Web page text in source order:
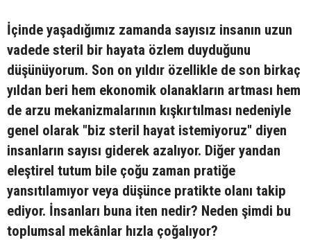
İçinde yaşadığımız zamanda sayısız insanın uzun
vadede steril bir hayata özlem duyduğunu
düşünüyorum. Son on yıldır özellikle de son birkaç
yıldan beri hem ekonomik olanakların artması hem
de arzu mekanizmalarının kışkırtılması nedeniyle
genel olarak "biz steril hayat istemiyoruz" diyen
insanların sayısı giderek azalıyor. Diğer yandan
eleştirel tutum bile çoğu zaman pratiğe
yansıtılamıyor veya düşünce pratikte olanı takip
ediyor. İnsanları buna iten nedir? Neden şimdi bu
toplumsal mekânlar hızla çoğalıyor?